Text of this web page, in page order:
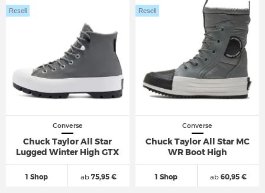
Converse
Chuck Taylor All Star
Lugged Winter High GTX
1 Shop
Resell
ab75,95 €
Converse
Chuck Taylor All Star MC
WR Boot High
1 Shop
Resell
ab60,95 €